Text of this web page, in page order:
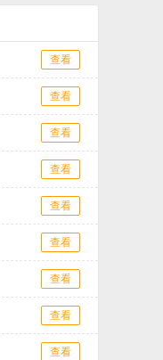
查看
查看
查看
查看
查看
查看
查看
查看
查看